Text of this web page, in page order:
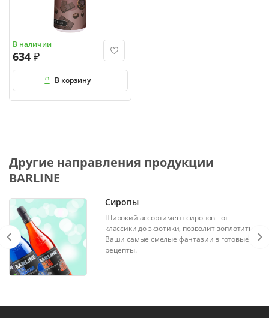
В наличии
634
В корзину
Другие направления продукции
BARLINE
Сиропы
Широкий ассортимент сиропов - от
классики до экзотики, позволит воплотить
Ваши самые смелые фантазии в готовые
рецепты.